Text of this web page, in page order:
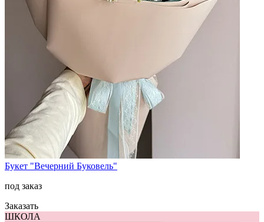
Букет "Вечерний Буковель"
под заказ
Заказать
ШКОЛА